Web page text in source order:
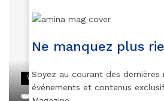
VIDEOS
👑 Remerciements à Ayden
Ne manquez plus
Soyez au courant des dernières
événements et contenus